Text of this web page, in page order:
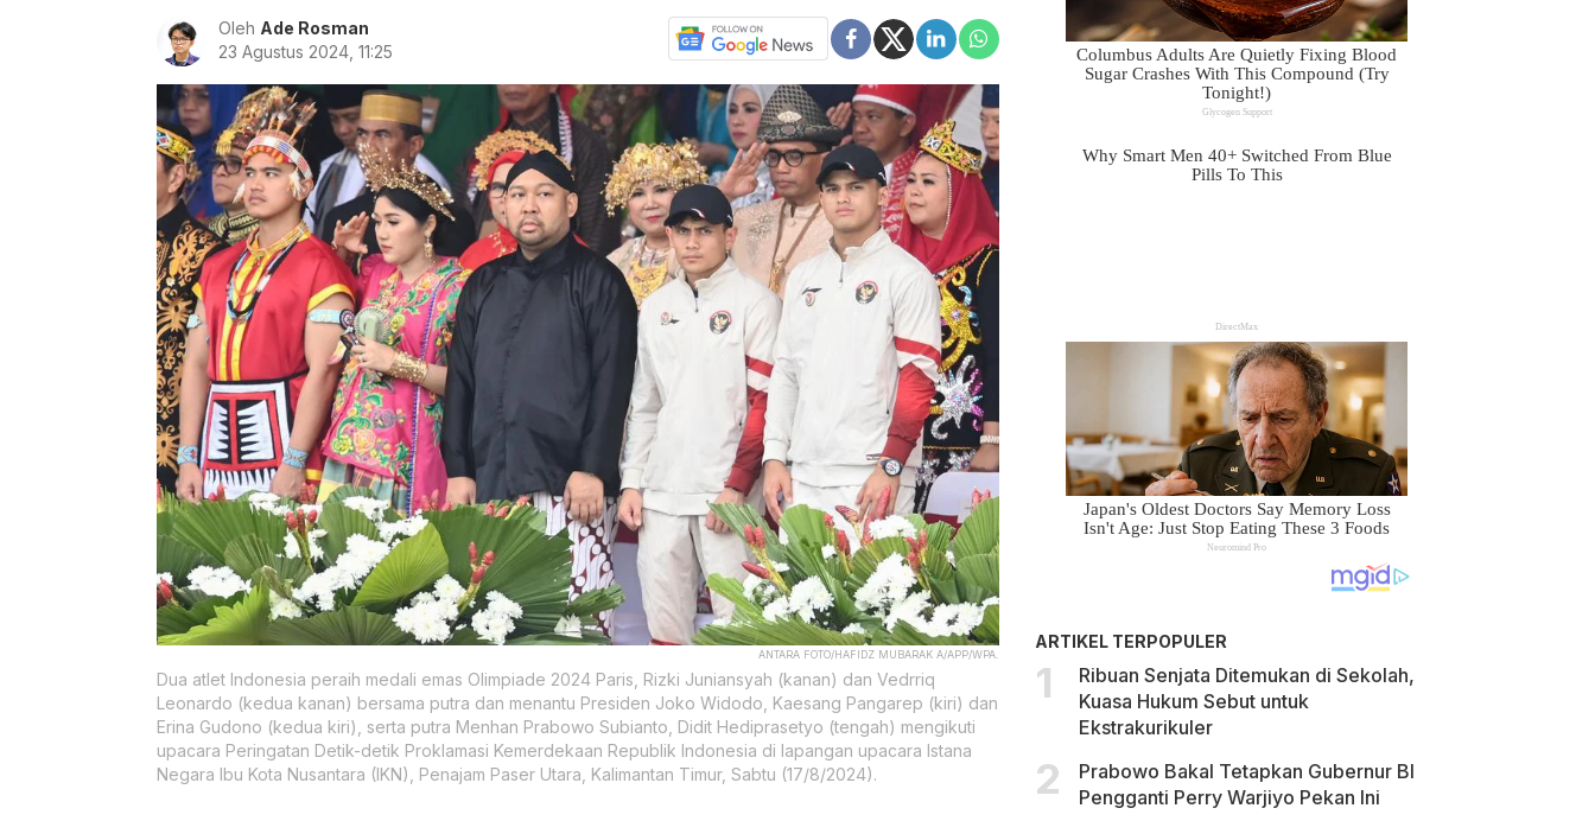
Oleh Ade Rosman
23 Agustus 2024, 11:25
ANTARA FOTO/HAFIDZ MUBARAK A/APP/WPA.
Dua atlet Indonesia peraih medali emas Olimpiade 2024 Paris, Rizki Juniansyah (kanan) dan Vedrriq
Leonardo (kedua kanan) bersama putra dan menantu Presiden Joko Widodo, Kaesang Pangarep (kiri) dan
Erina Gudono (kedua kiri), serta putra Menhan Prabowo Subianto, Didit Hediprasetyo (tengah) mengikuti
upacara Peringatan Detik-detik Proklamasi Kemerdekaan Republik Indonesia di lapangan upacara Istana
Negara Ibu Kota Nusantara (IKN), Penajam Paser Utara, Kalimantan Timur, Sabtu (17/8/2024).
ARTIKEL TERPOPULER
Ribuan Senjata Ditemukan di Sekolah,
Kuasa Hukum Sebut untuk
Ekstrakurikuler
Prabowo Bakal Tetapkan Gubernur BI
Pengganti Perry Warjiyo Pekan Ini